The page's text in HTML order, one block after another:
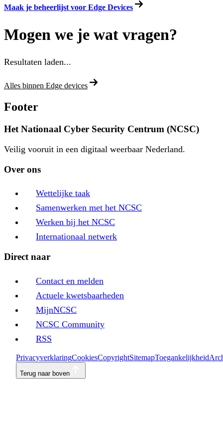
Maak je beheerlijst voor Edge Devices
Mogen we je wat vragen?
Resultaten laden...
Alles binnen Edge devices
Footer
Het Nationaal Cyber Security Centrum (NCSC)
Veilig vooruit in een digitaal weerbaar Nederland.
Over ons
Wettelijke taak
Samenwerken met het NCSC
Werken bij het NCSC
Internationaal netwerk
Direct naar
Contact en melden
Actuele kwetsbaarheden
MijnNCSC
NCSC Community
RSS
PrivacyverklaringCookiesCopyrightSitemapToegankelijkheid
Terug naar boven